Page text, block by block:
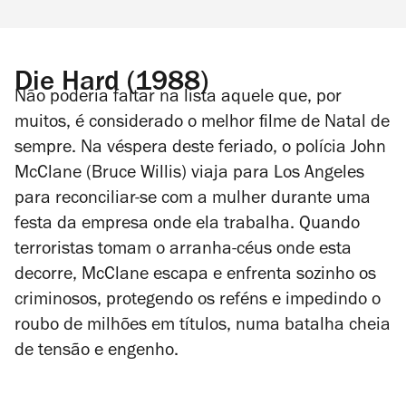
Die Hard (1988)
Não poderia faltar na lista aquele que, por
muitos, é considerado o melhor filme de Natal de
sempre. Na véspera deste feriado, o polícia John
McClane (Bruce Willis) viaja para Los Angeles
para reconciliar-se com a mulher durante uma
festa da empresa onde ela trabalha. Quando
terroristas tomam o arranha-céus onde esta
decorre, McClane escapa e enfrenta sozinho os
criminosos, protegendo os reféns e impedindo o
roubo de milhões em títulos, numa batalha cheia
de tensão e engenho.